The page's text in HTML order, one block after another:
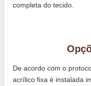
completa do tecido.
De acordo com o
acrílico fixa é instalada